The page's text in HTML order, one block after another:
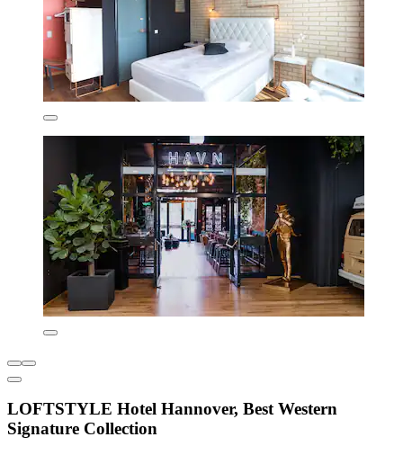
LOFTSTYLE Hotel Hannover, Best Western
Signature Collection